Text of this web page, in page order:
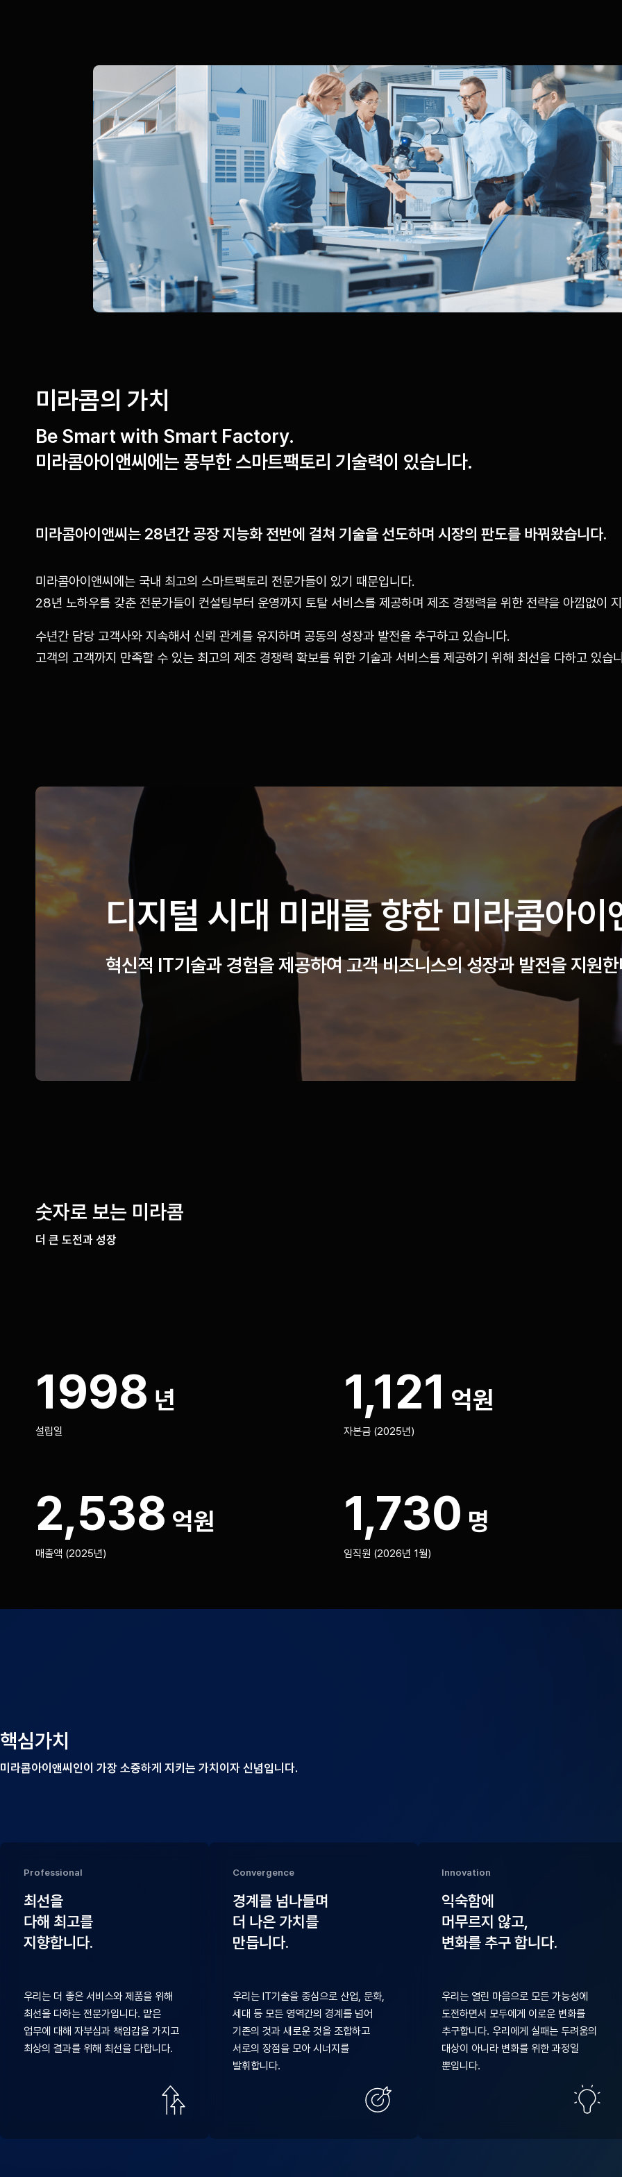
미라콤의 가치
Be Smart with Smart Factory.
미라콤아이앤씨에는 풍부한 스마트팩토리 기술력이 있습니다.
미라콤아이앤씨는 28년간 공장 지능화 전반에 걸쳐 기술을 선도하며 시장의 판도를 바꿔왔습니다.
미라콤아이앤씨에는 국내 최고의 스마트팩토리 전문가들이 있기 때문입니다.
28년 노하우를 갖춘 전문가들이 컨설팅부터 운영까지 토탈 서비스를 제공하며 제조 경쟁력을 위한 전략을 아낌없이
수년간 담당 고객사와 지속해서 신뢰 관계를 유지하며 공동의 성장과 발전을 추구하고 있습니다.
고객의 고객까지 만족할 수 있는 최고의 제조 경쟁력 확보를 위한 기술과 서비스를 제공하기 위해 최선을 다하고 있습
디지털 시대 미래를 향한미라콤아이
혁신적 IT기술과 경험을 제공하여 고객 비즈니스의 성장과 발전을 지원
숫자로 보는 미라콤
더 큰 도전과 성장
1998 년
설립일
1,121 억원
자본금 (2025년)
2,538 억원
매출액 (2025년)
1,730 명
임직원 (2026년 1월)
핵심가치
미라콤아이앤씨인이 가장 소중하게 지키는 가치이자 신념입니다.
Professional
최선을
다해 최고를
지향합니다.
우리는 더 좋은 서비스와 제품을 위해
최선을 다하는 전문가입니다. 맡은
업무에 대해 자부심과 책임감을 가지고
최상의 결과를 위해 최선을 다합니다.
Convergence
경계를 넘나들며
더 나은 가치를
만듭니다.
우리는 IT기술을 중심으로 산업, 문화,
세대 등 모든 영역간의 경계를 넘어
기존의 것과 새로운 것을 조합하고
서로의 장점을 모아 시너지를
발휘합니다.
Innovation
익숙함에
머무르지 않고,
변화를 추구 합니다.
우리는 열린 마음으로 모든 가능성에
도전하면서 모두에게 이로운 변화를
추구합니다. 우리에게 실패는 두려움의
대상이 아니라 변화를 위한 과정일
뿐입니다.